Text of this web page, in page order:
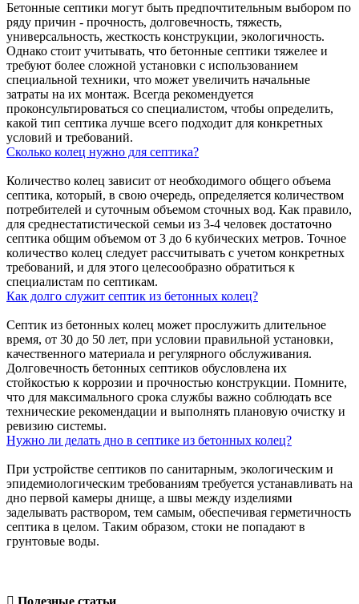
Бетонные септики могут быть предпочтительным выбором по
ряду причин - прочность, долговечность, тяжесть,
универсальность, жесткость конструкции, экологичность.
Однако стоит учитывать, что бетонные септики тяжелее и
требуют более сложной установки с использованием
специальной техники, что может увеличить начальные
затраты на их монтаж. Всегда рекомендуется
проконсультироваться со специалистом, чтобы определить,
какой тип септика лучше всего подходит для конкретных
условий и требований.
Сколько колец нужно для септика?
Количество колец зависит от необходимого общего объема
септика, который, в свою очередь, определяется количеством
потребителей и суточным объемом сточных вод. Как правило,
для среднестатистической семьи из 3-4 человек достаточно
септика общим объемом от 3 до 6 кубических метров. Точное
количество колец следует рассчитывать с учетом конкретных
требований, и для этого целесообразно обратиться к
специалистам по септикам.
Как долго служит септик из бетонных колец?
Септик из бетонных колец может прослужить длительное
время, от 30 до 50 лет, при условии правильной установки,
качественного материала и регулярного обслуживания.
Долговечность бетонных септиков обусловлена их
стойкостью к коррозии и прочностью конструкции. Помните,
что для максимального срока службы важно соблюдать все
технические рекомендации и выполнять плановую очистку и
ревизию системы.
Нужно ли делать дно в септике из бетонных колец?
При устройстве септиков по санитарным, экологическим и
эпидемиологическим требованиям требуется устанавливать на
дно первой камеры днище, а швы между изделиями
заделывать раствором, тем самым, обеспечивая герметичность
септика в целом. Таким образом, стоки не попадают в
грунтовые воды.